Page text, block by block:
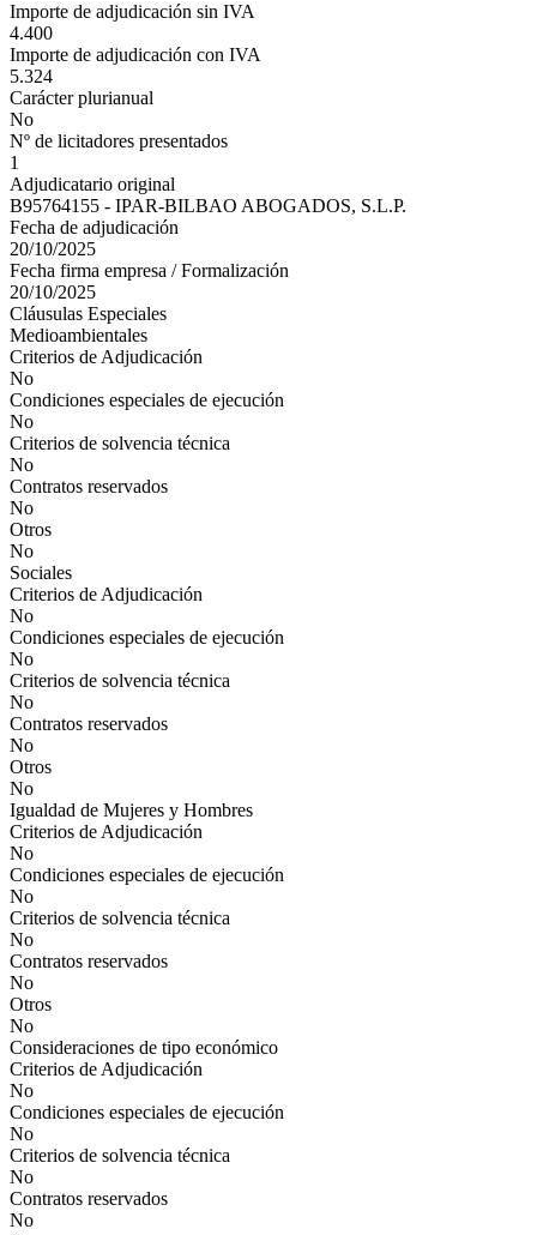
Importe de adjudicación sin IVA
4.400
Importe de adjudicación con IVA
5.324
Carácter plurianual
No
Nº de licitadores presentados
1
Adjudicatario original
B95764155 - IPAR-BILBAO ABOGADOS, S.L.P.
Fecha de adjudicación
20/10/2025
Fecha firma empresa / Formalización
20/10/2025
Cláusulas Especiales
Medioambientales
Criterios de Adjudicación
No
Condiciones especiales de ejecución
No
Criterios de solvencia técnica
No
Contratos reservados
No
Otros
No
Sociales
Criterios de Adjudicación
No
Condiciones especiales de ejecución
No
Criterios de solvencia técnica
No
Contratos reservados
No
Otros
No
Igualdad de Mujeres y Hombres
Criterios de Adjudicación
No
Condiciones especiales de ejecución
No
Criterios de solvencia técnica
No
Contratos reservados
No
Otros
No
Consideraciones de tipo económico
Criterios de Adjudicación
No
Condiciones especiales de ejecución
No
Criterios de solvencia técnica
No
Contratos reservados
No